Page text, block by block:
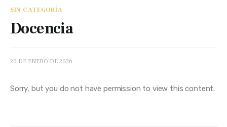
COLEGIADOS
EMPLEO
CIUDADANÍA
RECURSOS
SIN CATEGORÍA
Docencia
20 DE ENERO DE 2026
Sorry, but you do not have permission to view this content.